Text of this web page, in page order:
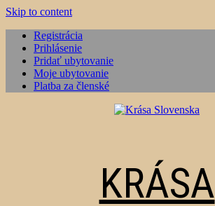
Skip to content
Registrácia
Prihlásenie
Pridať ubytovanie
Moje ubytovanie
Platba za členské
KRÁSA